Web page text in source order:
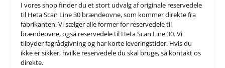
I vores shop finder du et stort udvalg af originale reservedele
til Heta Scan Line 30 brændeovne, som kommer direkte fra
fabrikanten. Vi sælger alle former for reservedele til
brændeovne, også reservedele til Heta Scan Line 30. Vi
tilbyder fagrådgivning og har korte leveringstider. Hvis du
ikke er sikker, hvilke reservedele du skal bruge, så kontakt os
direkte.